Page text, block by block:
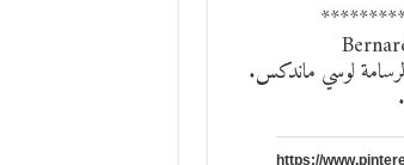
لوسي ماندكس.